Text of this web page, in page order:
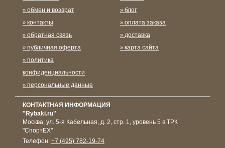
обмен и возврат
контакты
обратная связь
публичная оферта
политика
конфиденциальности
персональные данные
блог
оплата заказа
доставка
карта сайта
КОНТАКТНАЯ ИНФОРМАЦИЯ
"Rybaki.ru"
Москва, ул. 5-я Кабельная, д. 2, стр. 1, уровень 5 в ТРК
"СпортЕХ"
Телефон: +7 (495) 782-19-74